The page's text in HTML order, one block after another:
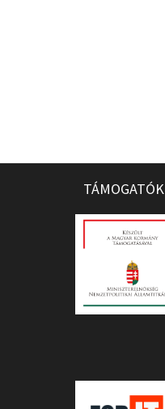
TÁMOGATÓK